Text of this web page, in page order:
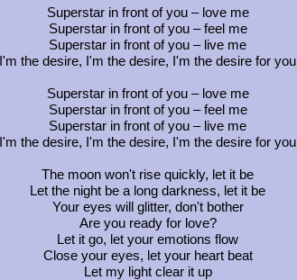
Superstar in front of you – love me
Superstar in front of you – feel me
Superstar in front of you – live me
I'm the desire, I'm the desire, I'm the desire for you
Superstar in front of you – love me
Superstar in front of you – feel me
Superstar in front of you – live me
I'm the desire, I'm the desire, I'm the desire for you
The moon won't rise quickly, let it be
Let the night be a long darkness, let it be
Your eyes will glitter, don't bother
Are you ready for love?
Let it go, let your emotions flow
Close your eyes, let your heart beat
Let my light clear it up